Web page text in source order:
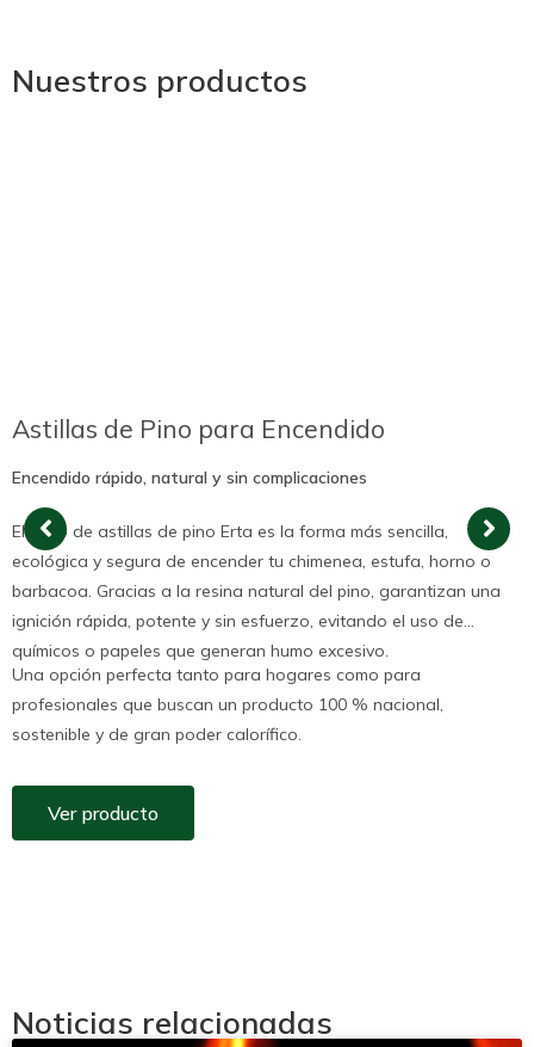
Nuestros productos
Astillas de Pino para Encendido
Encendido rápido, natural y sin complicaciones
El saco de astillas de pino Erta es la forma más sencilla,
ecológica y segura de encender tu chimenea, estufa, horno o
barbacoa. Gracias a la resina natural del pino, garantizan una
ignición rápida, potente y sin esfuerzo, evitando el uso de
químicos o papeles que generan humo excesivo.
Una opción perfecta tanto para hogares como para
profesionales que buscan un producto 100 % nacional,
sostenible y de gran poder calorífico.
Ver producto
Noticias relacionadas